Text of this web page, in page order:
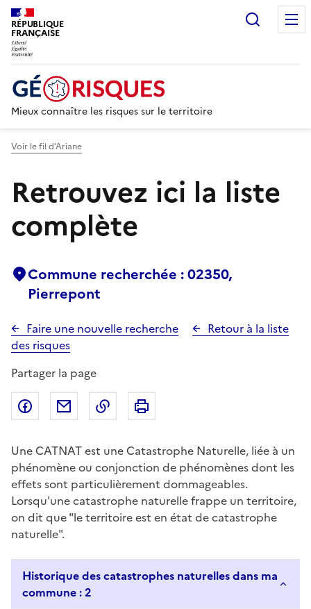
RÉPUBLIQUE
FRANÇAISE
Mieux connaître les risques sur le territoire
Voir le fil d’Ariane
Retrouvez ici la liste
complète
Commune recherchée : 02350,
Pierrepont
Faire une nouvelle recherche
Retour à la liste
des risques
Partager la page
Partager sur Facebook
Partager par emailCopier dans le presse-papier
Une CATNAT est une Catastrophe Naturelle, liée à un
phénomène ou conjonction de phénomènes dont les
effets sont particulièrement dommageables.
Lorsqu'une catastrophe naturelle frappe un territoire,
on dit que "le territoire est en état de catastrophe
naturelle".
Historique des catastrophes naturelles dans ma
commune : 2